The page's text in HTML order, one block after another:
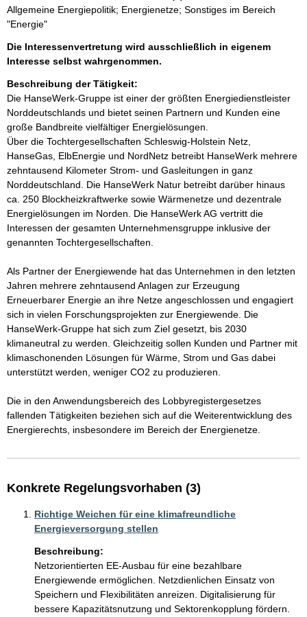
Allgemeine Energiepolitik; Energienetze; Sonstiges im Bereich
"Energie"
Die Interessenvertretung wird ausschließlich in eigenem
Interesse selbst wahrgenommen.
Beschreibung der Tätigkeit:
Die HanseWerk-Gruppe ist einer der größten Energiedienstleister
Norddeutschlands und bietet seinen Partnern und Kunden eine
große Bandbreite vielfältiger Energielösungen.
Über die Tochtergesellschaften Schleswig-Holstein Netz,
HanseGas, ElbEnergie und NordNetz betreibt HanseWerk mehrere
zehntausend Kilometer Strom- und Gasleitungen in ganz
Norddeutschland. Die HanseWerk Natur betreibt darüber hinaus
ca. 250 Blockheizkraftwerke sowie Wärmenetze und dezentrale
Energielösungen im Norden. Die HanseWerk AG vertritt die
Interessen der gesamten Unternehmensgruppe inklusive der
genannten Tochtergesellschaften.
Als Partner der Energiewende hat das Unternehmen in den letzten
Jahren mehrere zehntausend Anlagen zur Erzeugung
Erneuerbarer Energie an ihre Netze angeschlossen und engagiert
sich in vielen Forschungsprojekten zur Energiewende. Die
HanseWerk-Gruppe hat sich zum Ziel gesetzt, bis 2030
klimaneutral zu werden. Gleichzeitig sollen Kunden und Partner mit
klimaschonenden Lösungen für Wärme, Strom und Gas dabei
unterstützt werden, weniger CO2 zu produzieren.
Die in den Anwendungsbereich des Lobbyregistergesetzes
fallenden Tätigkeiten beziehen sich auf die Weiterentwicklung des
Energierechts, insbesondere im Bereich der Energienetze.
Konkrete Regelungsvorhaben (3)
Richtige Weichen für eine klimafreundliche
Energieversorgung stellen
Beschreibung:
Netzorientierten EE-Ausbau für eine bezahlbare
Energiewende ermöglichen. Netzdienlichen Einsatz von
Speichern und Flexibilitäten anreizen. Digitalisierung für
bessere Kapazitätsnutzung und Sektorenkopplung fördern.